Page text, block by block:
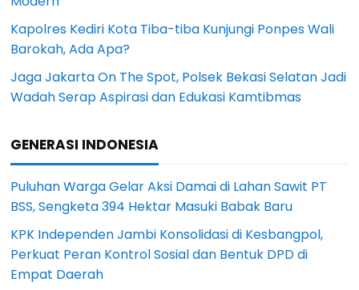
Kapolres Kediri Kota Tiba-tiba Kunjungi Ponpes Wali
Barokah, Ada Apa?
Jaga Jakarta On The Spot, Polsek Bekasi Selatan Jadi
Wadah Serap Aspirasi dan Edukasi Kamtibmas
GENERASI INDONESIA
Puluhan Warga Gelar Aksi Damai di Lahan Sawit PT
BSS, Sengketa 394 Hektar Masuki Babak Baru
KPK Independen Jambi Konsolidasi di Kesbangpol,
Perkuat Peran Kontrol Sosial dan Bentuk DPD di
Empat Daerah